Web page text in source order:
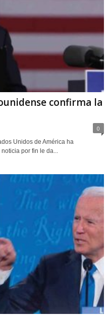
confirma la
0
Unidos de América ha
por fin le da...